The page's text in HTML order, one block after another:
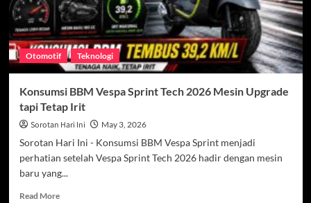
Otomotif Teknologi
Konsumsi BBM Vespa Sprint Tech 2026 Mesin Upgrade
tapi Tetap Irit
Sorotan Hari Ini May 3, 2026
Sorotan Hari Ini - Konsumsi BBM Vespa Sprint menjadi
perhatian setelah Vespa Sprint Tech 2026 hadir dengan mesin
baru yang...
Read MoreRead